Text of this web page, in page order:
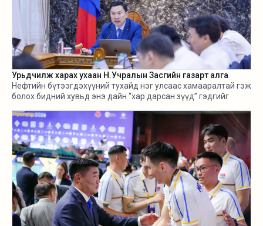
Урьдчилж харах ухаан Н.Учралын Засгийн газарт алга
Нефтийн бүтээгдэхүүний тухайд нэг улсаас хамааралтай гэж
болох бидний хувьд энэ дайн “хар дарсан зүүд” гэдгийг
бүхнийг бодитой тооцож, болзошгүй эрсдэл, хүндрэлийг
урьдчилж харж, хариу арга хэмжээ авах ухаан Н.Учралын
Засгийн газарт ч алга.